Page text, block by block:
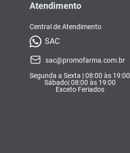
Atendimento
Central de Atendimento
SAC
sac@promofarma.com.br
Segunda a Sexta | 08:00 às 19:00
Sábado| 08:00 às 19:00
Exceto Feriados